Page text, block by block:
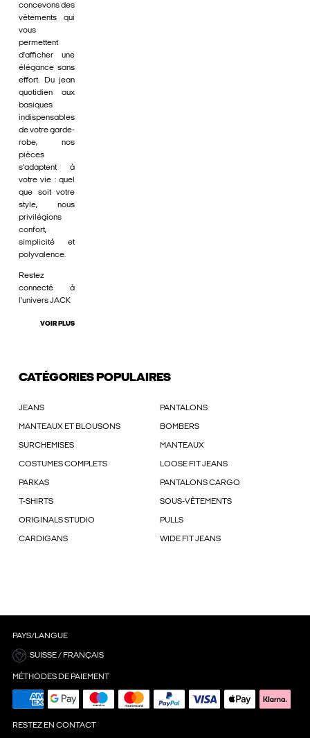
concevons des
vêtements qui
vous
permettent
d'afficher une
élégance sans
effort. Du jean
quotidien aux
basiques
indispensables
de votre garde-
robe, nos
pièces
s'adaptent à
votre vie : quel
que soit votre
style, nous
privilégions
confort,
simplicité et
polyvalence.
Restez
connecté à
l'univers JACK
VOIR PLUS
CATÉGORIES POPULAIRES
JEANS PANTALONS
MANTEAUX ET BLOUSONS BOMBERS
SURCHEMISES MANTEAUX
COSTUMES COMPLETS LOOSE FIT JEANS
PARKAS PANTALONS CARGO
T-SHIRTS SOUS-VÊTEMENTS
ORIGINALS STUDIO PULLS
CARDIGANS WIDE FIT JEANS
PAYS/LANGUE
SUISSE / FRANÇAIS
MÉTHODES DE PAIEMENT
RESTEZ EN CONTACT